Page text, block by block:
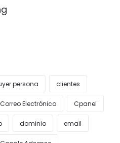
persona clientes
Correo Electrónico Cpanel
dominio email